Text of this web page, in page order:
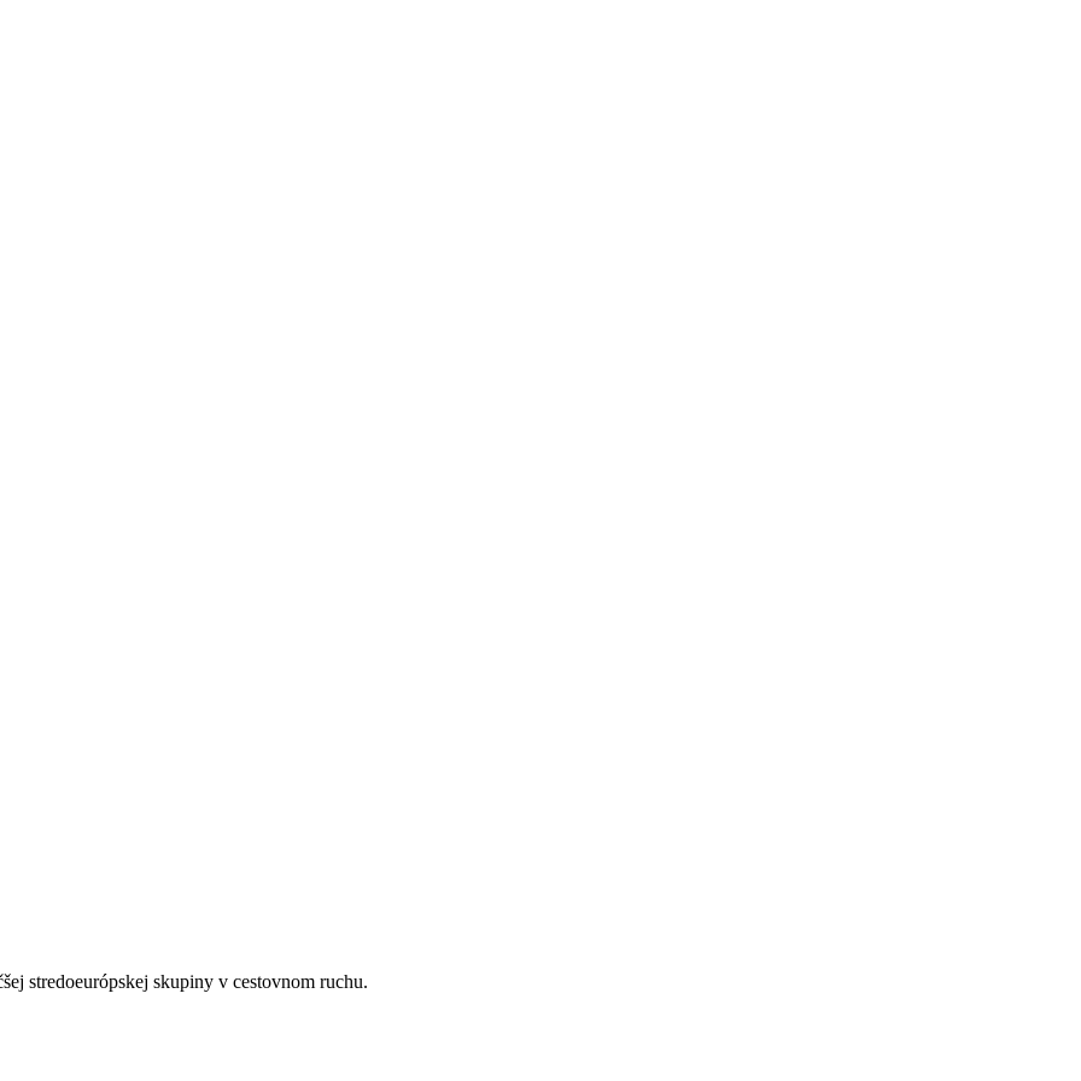
uvedené vybavenie
miestnej výroby
aktivity (napr. beach volleyball, nenáročné športy).
prípadne kurzy, windsurfing, kanoe, rybárčenie, golf (ihrisko cca 15 min od hotela), jazda na koni, cyklistika.
zadarmo)
stredoeurópskej skupiny v cestovnom ruchu.